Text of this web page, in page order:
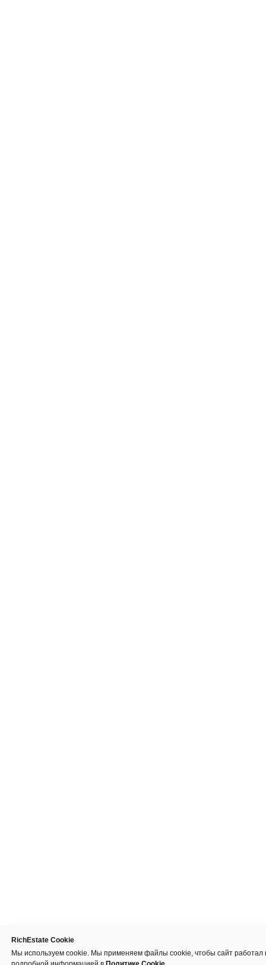
RichEstate Cookie
Мы используем cookie. Мы применяем файлы cookie, чтобы сайт работал